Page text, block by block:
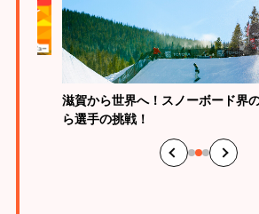
滋賀から世界へ！スノーボード界
ら選手の挑戦！